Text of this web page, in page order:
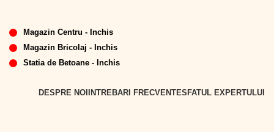
Magazin Centru - Inchis
Magazin Bricolaj - Inchis
Statia de Betoane - Inchis
DESPRE NOI INTREBARI FRECVENTESFATUL EXPERTULUI